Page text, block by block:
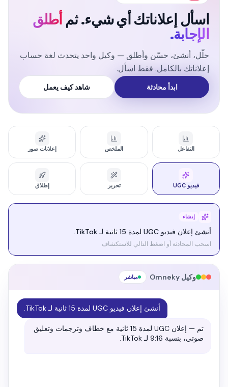
اسأل إعلاناتك أي شيء. ثمأطلق
الإجابة.
حلّل، أنشئ، حسّن وأطلق — وكيل واحد يتحدث لغة حساب
إعلاناتك بالكامل. فقط اسأل.
ابدأ محادثة شاهد كيف يعمل
التفاعل الملخص إعلانات صور
فيديو UGC تحرير إطلاق
تحرير
اجعل هذا الإعلان أكثر أجواءً وسينمائية.
اسحب المحادثة أو اضغط التالي للاستكشاف
وكيل Omneky مباشر
اجعل هذا الإعلان أكثر أجواءً وسينمائية.
أُعيدت الدرجات بتباين أدفأ وضوء أنعم وإطار سينمائي. إليك
قبل وبعد.